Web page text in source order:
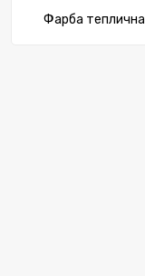
Фарба теплична